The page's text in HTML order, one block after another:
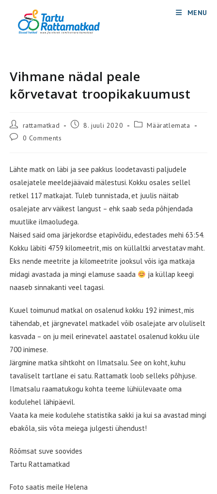
content
MENU
Vihmane nädal peale
kõrvetavat troopikakuumust
Post
author:
rattamatkad
Post8. juuli 2020
PostMääratlemata
Post 0 Comments
Lähte matk on läbi ja see pakkus loodetavasti paljudele
osalejatele meeldejäävaid mälestusi. Kokku osales sellel
retkel 117 matkajat. Tuleb tunnistada, et juulis näitab
osalejate arv väikest langust – ehk saab seda põhjendada
muutlike ilmaoludega.
Naised said oma järjekordse etapivõidu, edestades mehi 63:54.
Kokku läbiti 4759 kilomeetrit, mis on küllaltki arvestatav maht.
Eks nende meetrite ja kilomeetrite jooksul võis iga matkaja
midagi avastada ja mingi elamuse saada
ja küllap keegi
naaseb sinnakanti veel tagasi.
Kuuel toimunud matkal on osalenud kokku 192 inimest, mis
tähendab, et järgnevatel matkadel võib osalejate arv oluliselt
kasvada – on ju meil erinevatel aastatel osalenud kokku üle
700 inimese.
Järgmine matka sihtkoht on Ilmatsalu. See on koht, kuhu
tavaliselt tartlane ei satu. Rattamatk loob selleks põhjuse.
Ilmatsalu raamatukogu kohta teeme lühiülevaate oma
kodulehel lähipäevil.
Vaata ka meie kodulehe statistika sakki ja kui sa avastad mingi
ebakõla, siis võta meiega julgesti ühendust!
Rõõmsat suve soovides
Tartu Rattamatkad
Foto saatis meile Helena